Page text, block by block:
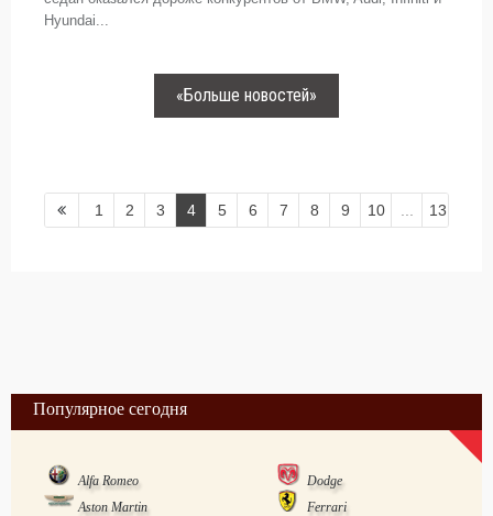
Hyundai...
«Больше новостей»
1 2 3 4 5 6 7 8 9 10 13
Популярное сегодня
Alfa Romeo
Dodge
Aston Martin
Ferrari